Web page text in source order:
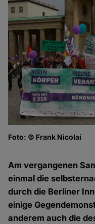
Foto: © Frank Nicolai
Am vergangenen
einmal die
durch die Berliner
einige
anderem auch die